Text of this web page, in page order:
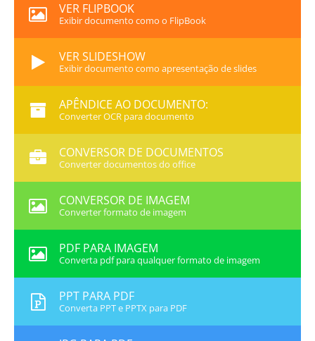
VER FLIPBOOK
Exibir documento como o FlipBook
VER SLIDESHOW
Exibir documento como apresentação de slides
APÊNDICE AO DOCUMENTO:
Converter OCR para documento
CONVERSOR DE DOCUMENTOS
Converter documentos do office
CONVERSOR DE IMAGEM
Converter formato de imagem
PDF PARA IMAGEM
Converta pdf para qualquer formato de imagem
PPT PARA PDF
Converta PPT e PPTX para PDF